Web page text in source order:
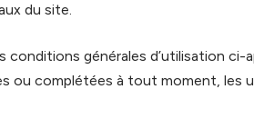
du site.
conditions générales d’utilisation ci-
ou complétées à tout moment, les